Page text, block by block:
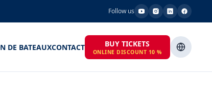
Follow us
DE BATEAUXCONTACT BUY TICKETS
ONLINE DISCOUNT 10 %